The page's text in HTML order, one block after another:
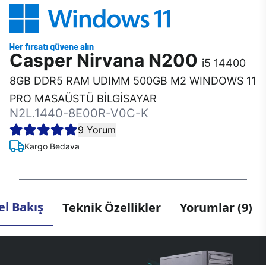
Casper Nirvana N200 i5 14400
8GB DDR5 RAM UDIMM 500GB M2 WINDOWS 11
PRO MASAÜSTÜ BİLGİSAYAR
N2L.1440-8E00R-V0C-K
9 Yorum
Kargo Bedava
Bakış Teknik Özellikler Yorumlar (9)